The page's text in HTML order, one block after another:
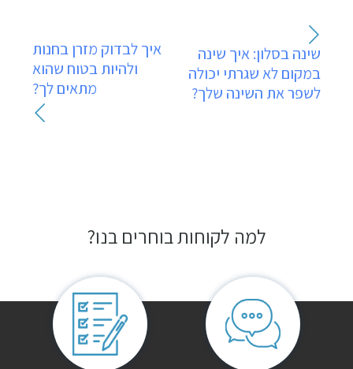
ניווט
שינה בסלון: איך שינה
במקום לא שגרתי יכולה
לשפר את השינה שלך?
איך לבדוק מזרן בחנות
ולהיות בטוח שהוא
מתאים לך?
למה לקוחות בוחרים בנו?